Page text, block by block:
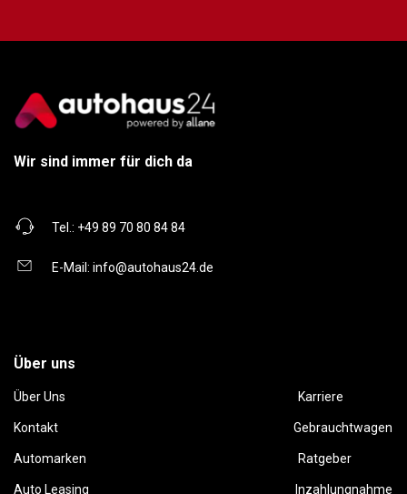
Wir sind immer für dich da
Tel.: +49 89 70 80 84 84
E-Mail: info@autohaus24.de
Über uns
Über Uns Karriere
Kontakt Gebrauchtwagen
Automarken Ratgeber
Auto Leasing Inzahlungnahme